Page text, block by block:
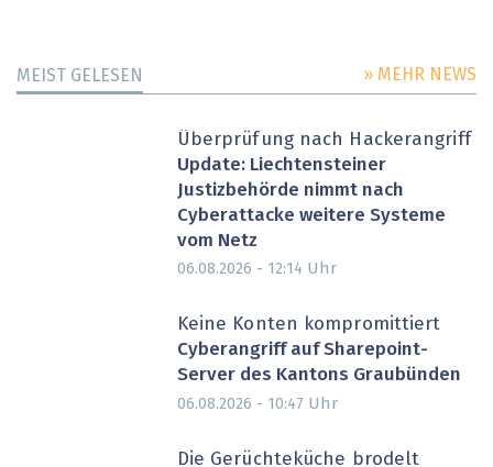
MEIST GELESEN » MEHR NEWS
Überprüfung nach Hackerangriff
Update: Liechtensteiner
Justizbehörde nimmt nach
Cyberattacke weitere Systeme
vom Netz
06.08.2026 - 12:14 Uhr
Keine Konten kompromittiert
Cyberangriff auf Sharepoint-
Server des Kantons Graubünden
06.08.2026 - 10:47 Uhr
Die Gerüchteküche brodelt